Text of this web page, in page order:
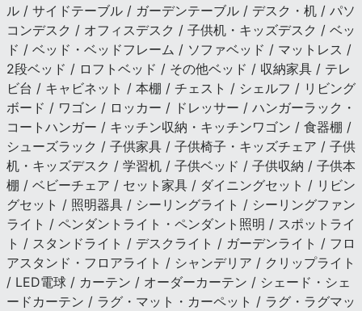
ル / サイドテーブル / ガーデンテーブル / デスク・机 / パソ
コンデスク / オフィスデスク / 子供机・キッズデスク / ベッ
ド / ベッド・ベッドフレーム / ソファベッド / マットレス /
2段ベッド / ロフトベッド / その他ベッド / 収納家具 / テレ
ビ台 / キャビネット / 本棚 / チェスト / シェルフ / リビング
ボード / ワゴン / ロッカー / ドレッサー / ハンガーラック・
コートハンガー / キッチン収納・キッチンワゴン / 食器棚 /
シューズラック / 子供家具 / 子供椅子・キッズチェア / 子供
机・キッズデスク / 学習机 / 子供ベッド / 子供収納 / 子供本
棚 / ベビーチェア / セット家具 / ダイニングセット / リビン
グセット / 照明器具 / シーリングライト / シーリングファン
ライト / ペンダントライト・ペンダント照明 / スポットライ
ト / スタンドライト / デスクライト / ガーデンライト / フロ
アスタンド・フロアライト / シャンデリア / クリップライト
/ LED電球 / カーテン / オーダーカーテン / シェード・シェ
ードカーテン / ラグ・マット・カーペット / ラグ・ラグマッ